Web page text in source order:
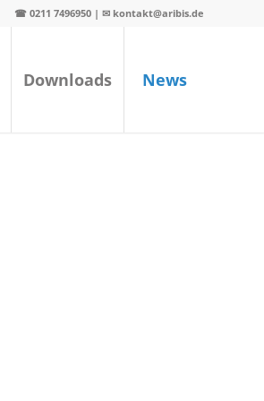
☎ 0211 7496950 | ✉ kontakt@aribis.de
Downloads News